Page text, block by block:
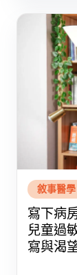
敘事醫學
寫下病
兒童過
寫與渴